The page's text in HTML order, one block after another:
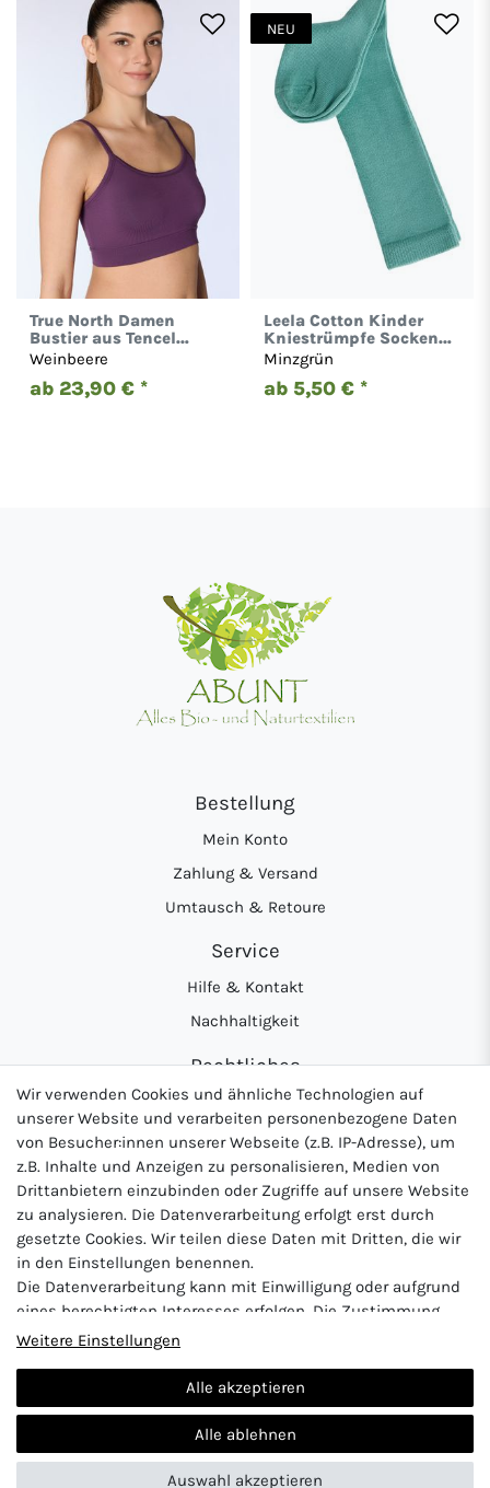
True North Damen
Bustier aus Tencel
Micromodal Top 1201
Weinbeere
ab 23,90 € *
NEU
Leela Cotton Kinder
Kniestrümpfe Socken
Bio-Baumwolle 3401-4
Minzgrün
ab 5,50 € *
Bestellung
Mein Konto
Zahlung & Versand
Umtausch & Retoure
Service
Hilfe & Kontakt
Nachhaltigkeit
Rechtliches
AGB
Datenschutzerklärung
Widerrufsrecht
Impressum
Logo von DHL für Paketversand
Logo von Zahlung per
Vertrag widerrufen
© 2024 Abunt| Design by neoprisma
Wir verwenden Cookies und ähnliche Technologien auf
unserer Website und verarbeiten personenbezogene Daten
von Besucher:innen unserer Webseite (z.B. IP-Adresse), um
z.B. Inhalte und Anzeigen zu personalisieren, Medien von
Drittanbietern einzubinden oder Zugriffe auf unsere Website
zu analysieren. Die Datenverarbeitung erfolgt erst durch
gesetzte Cookies. Wir teilen diese Daten mit Dritten, die wir
in den Einstellungen benennen.
Die Datenverarbeitung kann mit Einwilligung oder aufgrund
eines berechtigten Interesses erfolgen. Die Zustimmung
kann erteilt oder abgelehnt werden. Es besteht das Recht,
Zeitpunkt zu ändern oder zu widerrufen. Beachten Sie unser
Impressumund weitere Hinweise zur Verwendung
personenbezogener Daten in unserer
Weitere Einstellungen
Alle akzeptieren
Alle ablehnen
Auswahl akzeptieren